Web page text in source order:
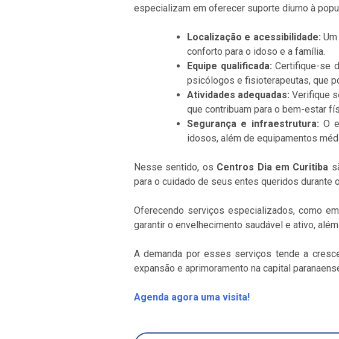
especializam em oferecer suporte diurno à
Localização e acessibilidade: Um
conforto para o idoso e a família.
Equipe qualificada: Certifique-se
psicólogos e fisioterapeutas, que
Atividades adequadas: Verifique
que contribuam para o bem-estar
Segurança e infraestrutura: O
idosos, além de equipamentos
Nesse sentido, os Centros Dia em Curitiba
para o cuidado de seus entes queridos durante
Oferecendo serviços especializados, como
garantir o envelhecimento saudável e ativo,
A demanda por esses serviços tende a
expansão e aprimoramento na capital
Agenda agora uma visita!